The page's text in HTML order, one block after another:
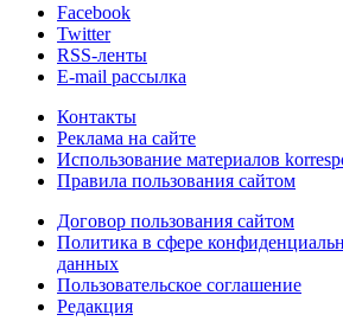
Facebook
Twitter
RSS-ленты
E-mail рассылка
Контакты
Реклама на сайте
Использование материалов
Правила пользования сайтом
Договор пользования сайтом
Политика в сфере
данных
Пользовательское соглашение
Редакция